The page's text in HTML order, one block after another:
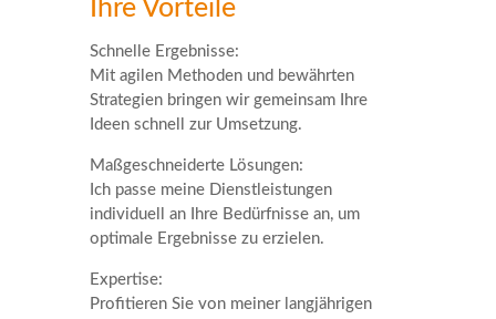
Ihre Vorteile
Schnelle Ergebnisse:
Mit agilen Methoden und bewährten
Strategien bringen wir gemeinsam Ihre
Ideen schnell zur Umsetzung.
Maßgeschneiderte Lösungen:
Ich passe meine Dienstleistungen
individuell an Ihre Bedürfnisse an, um
optimale Ergebnisse zu erzielen.
Expertise:
Profitieren Sie von meiner langjährigen